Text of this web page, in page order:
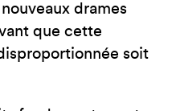
drames
que cette
soit